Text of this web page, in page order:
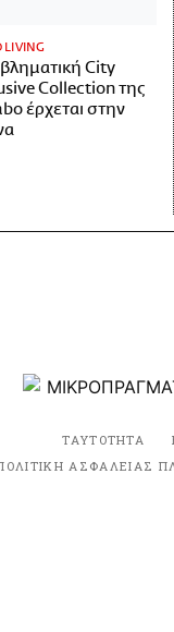
LIVING
City
Collection της
έρχεται στην
ΤΑΥΤΟΤΗΤΑ
ΑΣΦΑΛΕΙΑΣ